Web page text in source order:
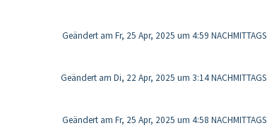
Geändert am Fr, 25 Apr, 2025 um 4:59 NACHMITTAGS
Geändert am Di, 22 Apr, 2025 um 3:14 NACHMITTAGS
Geändert am Fr, 25 Apr, 2025 um 4:58 NACHMITTAGS